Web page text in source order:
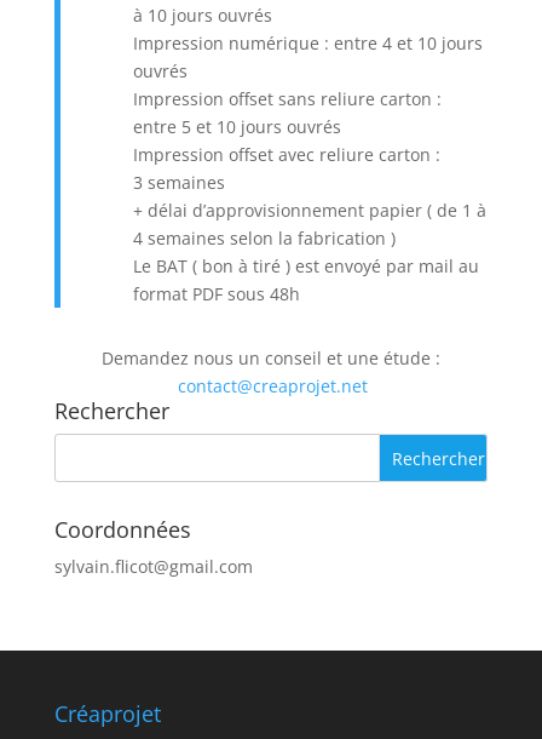
à 10 jours ouvrés
Impression numérique : entre 4 et 10 jours
ouvrés
Impression offset sans reliure carton :
entre 5 et 10 jours ouvrés
Impression offset avec reliure carton :
3 semaines
+ délai d’approvisionnement papier ( de 1 à
4 semaines selon la fabrication )
Le BAT ( bon à tiré ) est envoyé par mail au
format PDF sous 48h
Demandez nous un conseil et une étude :
contact@creaprojet.net
Rechercher
Coordonnées
sylvain.flicot@gmail.com
Créaprojet